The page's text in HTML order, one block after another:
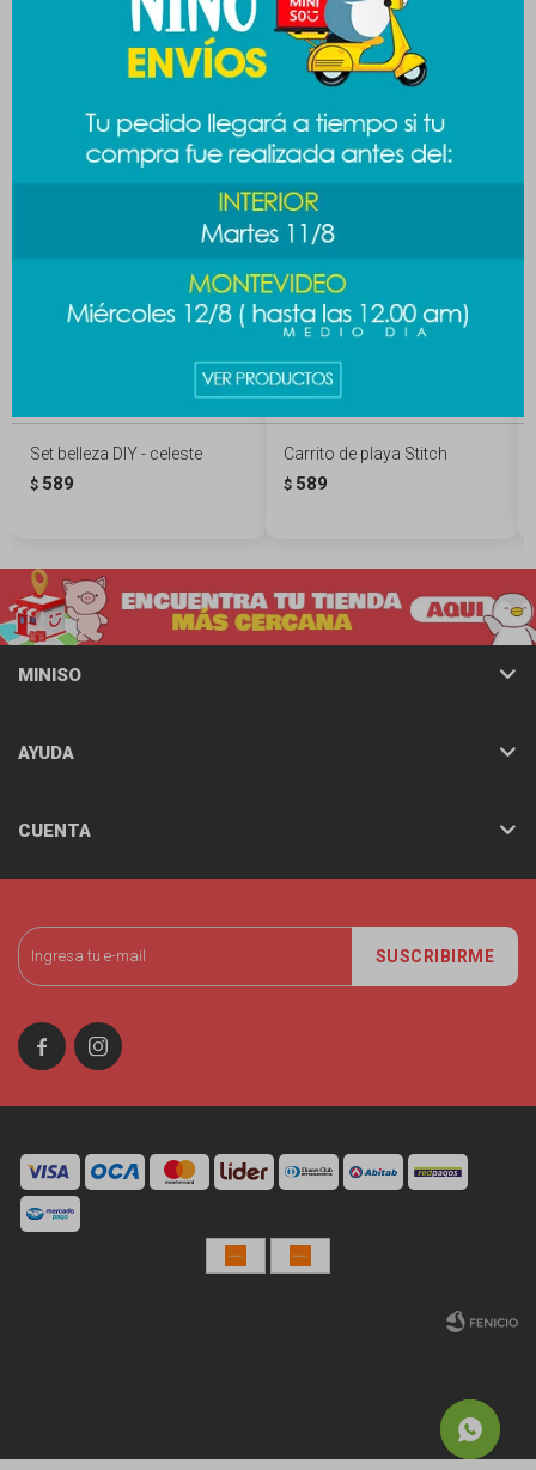
Productos que te pueden interesar
Set belleza DIY - celeste
$ 589
Carrito de playa Stitch
$ 589
SUSCRIBIRME
 
MINISO
AYUDA
CUENTA